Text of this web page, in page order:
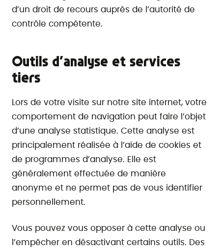
d’un droit de recours auprès de l’autorité de
contrôle compétente.
Outils d’analyse et services
tiers
Lors de votre visite sur notre site internet, votre
comportement de navigation peut faire l’objet
d’une analyse statistique. Cette analyse est
principalement réalisée à l’aide de cookies et
de programmes d’analyse. Elle est
généralement effectuée de manière
anonyme et ne permet pas de vous identifier
personnellement.
Vous pouvez vous opposer à cette analyse ou
l’empêcher en désactivant certains outils. Des